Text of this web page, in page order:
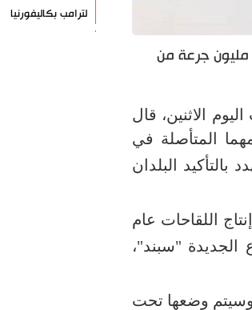
أعلن وزير الدفاع وإسناد القوات المسلحة الإيرانية العميد محمد رضا آشتياني إنه سيتم تسليم 20 مليون جرعة من
الاثنين، قال
المتأصلة في
بالتأكيد البلدان
اللقاحات عام
الجديدة "سبند"،
وسيتم وضعها تحت
لترامب بكاليفورنيا